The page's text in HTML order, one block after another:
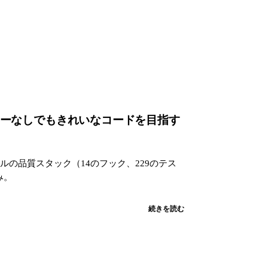
なしでもきれいなコードを目指す
の品質スタック（14のフック、229のテス
続きを読む